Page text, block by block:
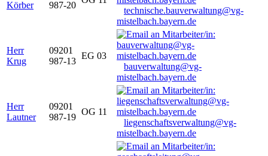
Körber
987-20
technische.bauverwaltung@vg-
mistelbach.bayern.de
Herr
Krug
09201
987-13
EG 03
bauverwaltung@vg-
mistelbach.bayern.de
Herr
Lautner
09201
987-19
OG 11
liegenschaftsverwaltung@vg-
mistelbach.bayern.de